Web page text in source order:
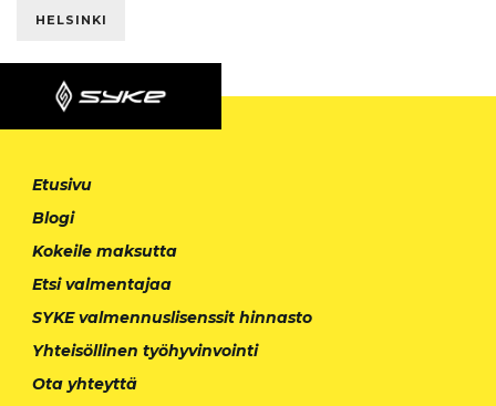
HELSINKI
Etusivu
Blogi
Kokeile maksutta
Etsi valmentajaa
SYKE valmennuslisenssit hinnasto
Yhteisöllinen työhyvinvointi
Ota yhteyttä